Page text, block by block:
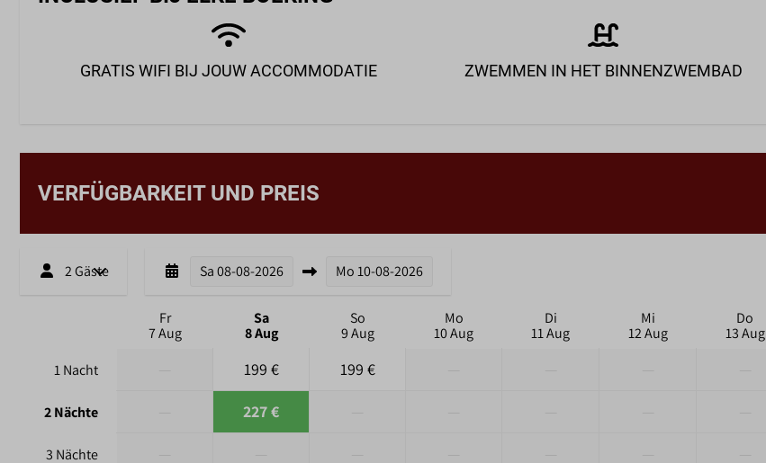
GRATIS WIFI BIJ JOUW ACCOMMODATIE ZWEMMEN IN HET BINNENZWEMBAD
VERFÜGBARKEIT UND PREIS
2 Gäste Sa08-08-2026 Mo10-08-2026
Fr
7 Aug
Sa
8 Aug
So
9 Aug
Mo
10 Aug
Di
11 Aug
Mi
12 Aug
Do
13 Aug
1 Nacht
199 € 199 €
2 Nächte 227 €
3 Nächte